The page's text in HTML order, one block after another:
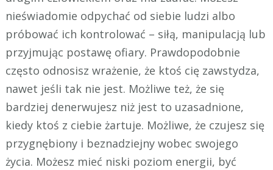
nieświadomie odpychać od siebie ludzi albo
próbować ich kontrolować – siłą, manipulacją lub
przyjmując postawę ofiary. Prawdopodobnie
często odnosisz wrażenie, że ktoś cię zawstydza,
nawet jeśli tak nie jest. Możliwe też, że się
bardziej denerwujesz niż jest to uzasadnione,
kiedy ktoś z ciebie żartuje. Możliwe, że czujesz się
przygnębiony i beznadziejny wobec swojego
życia. Możesz mieć niski poziom energii, być